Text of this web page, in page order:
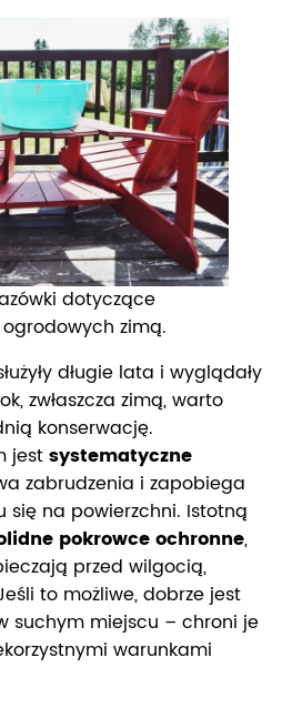
dotyczące
zimą.
długie lata i wyglądały
zwłaszcza zimą, warto
konserwację.
jestsystematyczne
zabrudzenia i zapobiega
się na powierzchni. Istotną
pokrowce ochronne,
przed wilgocią,
to możliwe, dobrze jest
suchym miejscu – chroni je
warunkami